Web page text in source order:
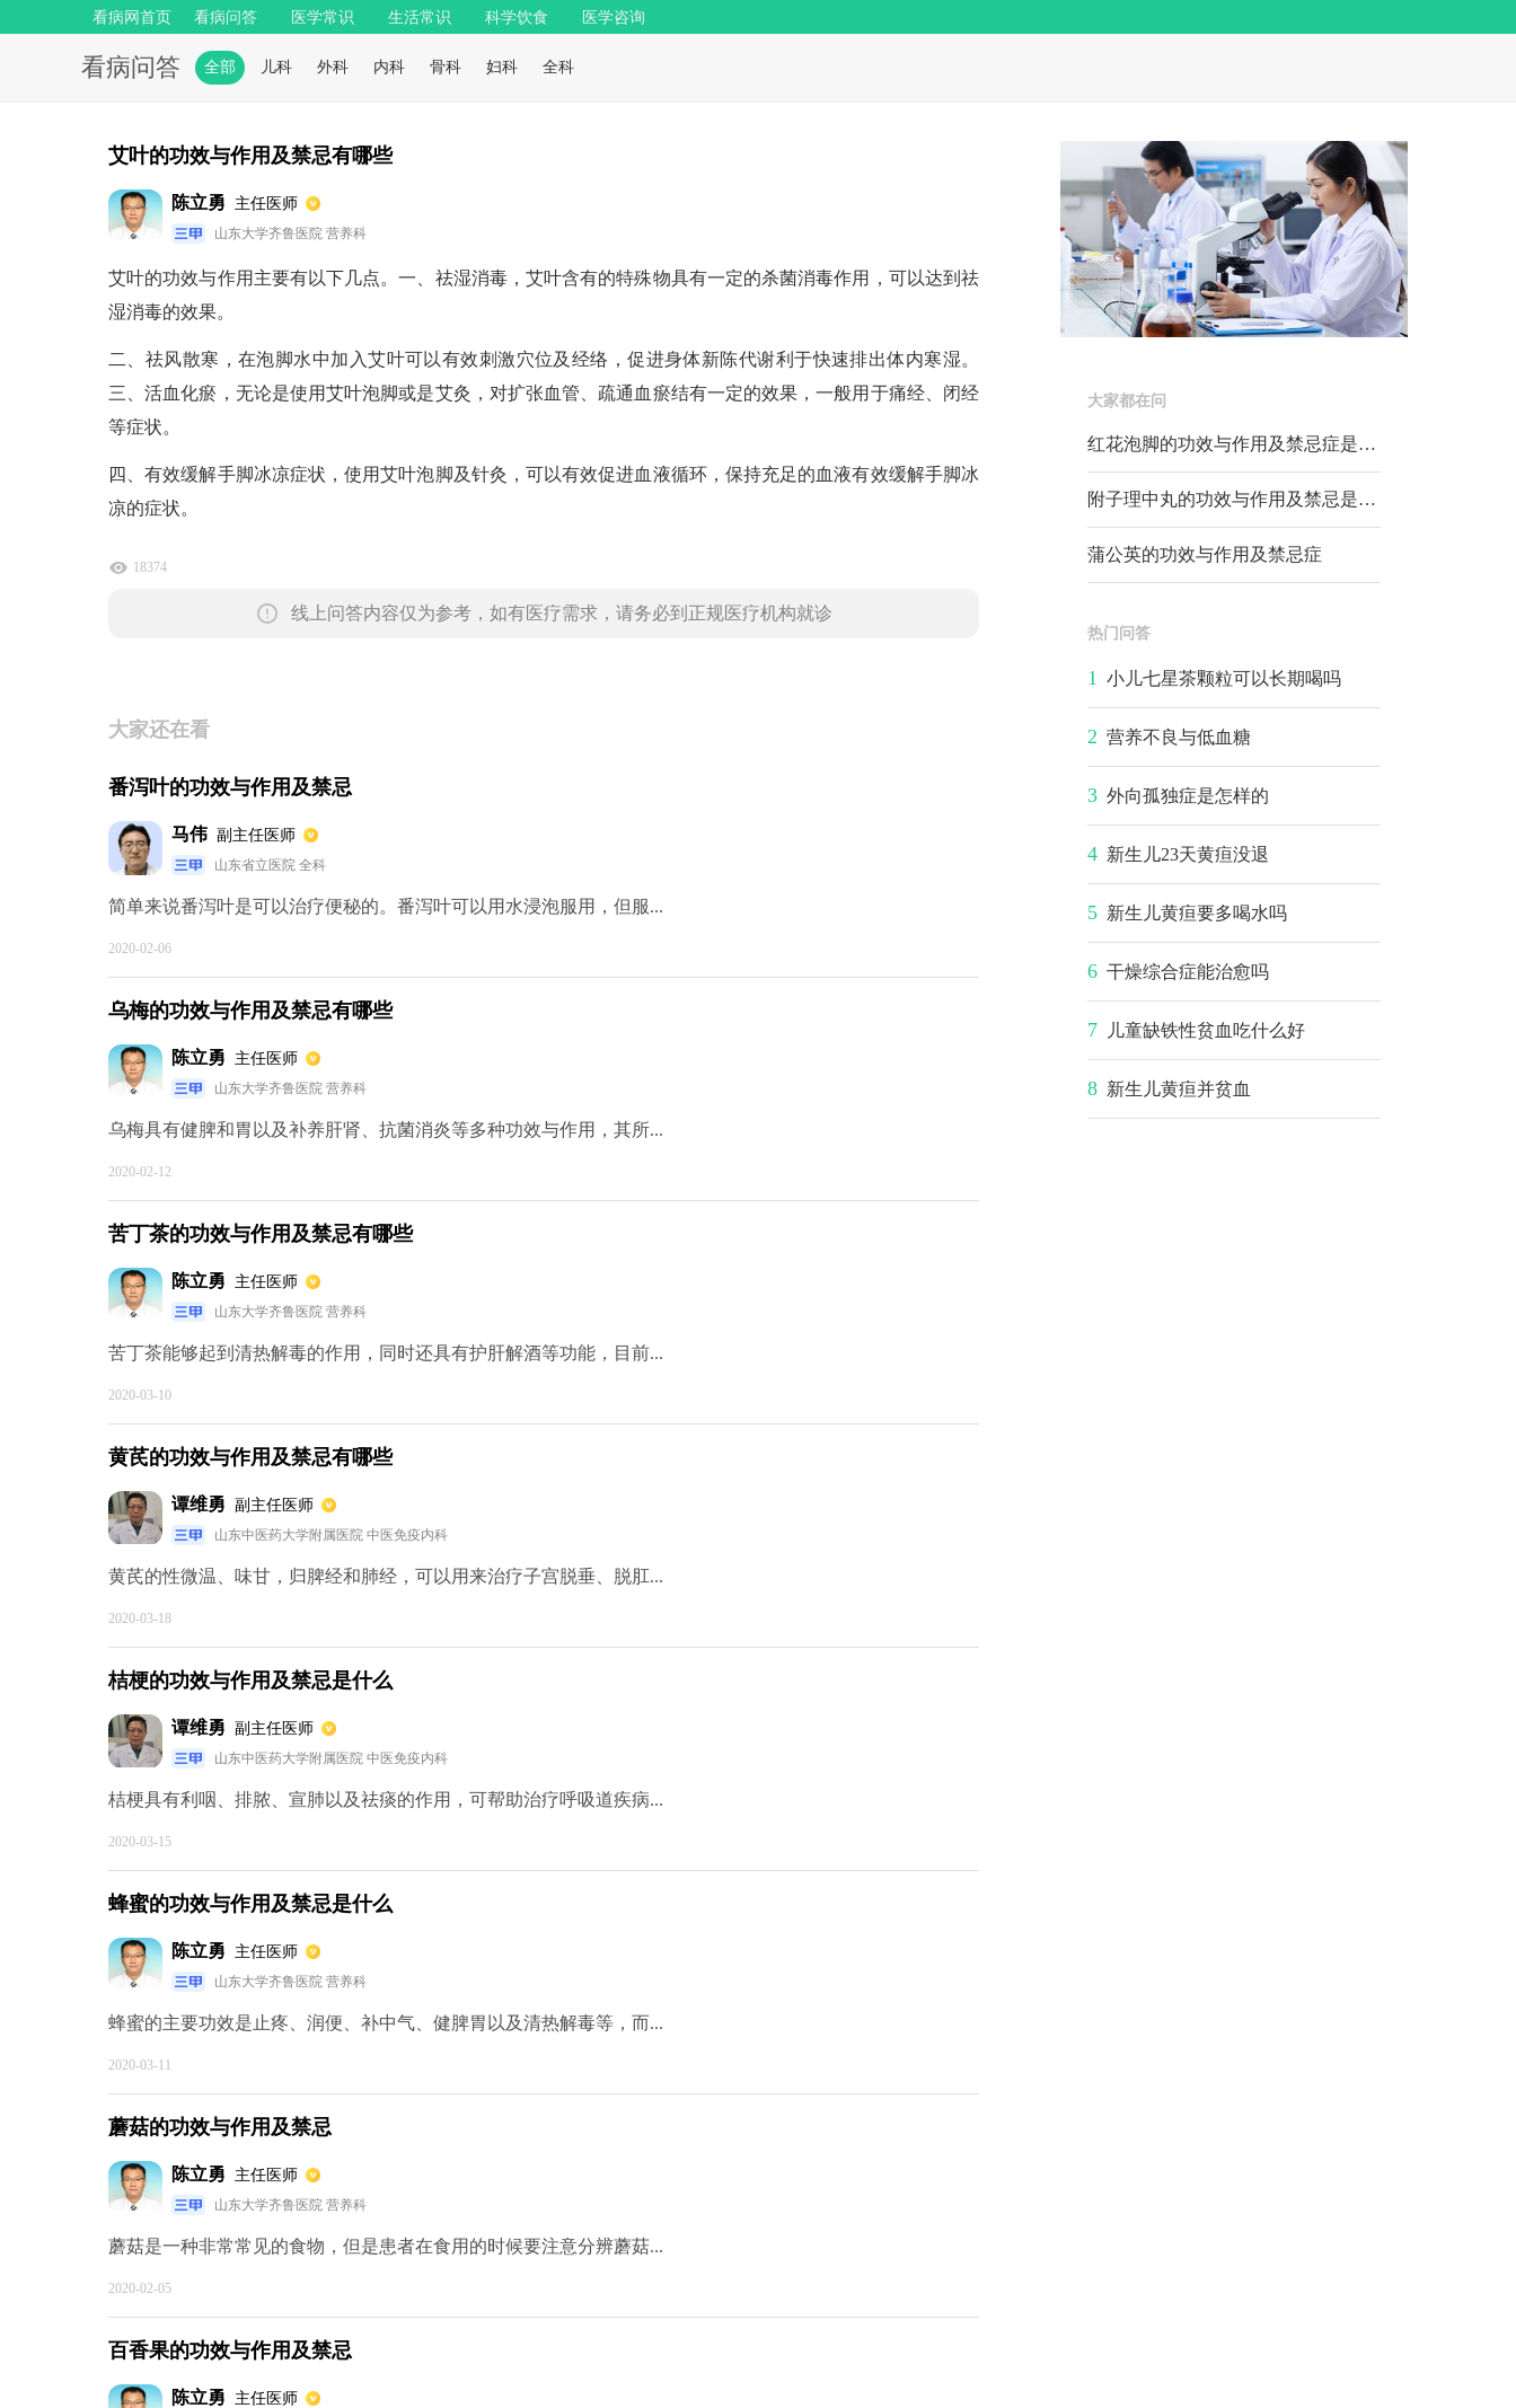
看病网首页 看病问答 医学常识 生活常识 科学饮食 医学咨询
看病问答 全部 儿科 外科 内科 骨科 妇科 全科
艾叶的功效与作用及禁忌有哪些
陈立勇 主任医师
山东大学齐鲁医院 营养科
艾叶的功效与作用主要有以下几点。一、祛湿消毒，艾叶含有的特殊物具有一定的杀菌消毒作用，可以达到祛
湿消毒的效果。
二、祛风散寒，在泡脚水中加入艾叶可以有效刺激穴位及经络，促进身体新陈代谢利于快速排出体内寒湿。
三、活血化瘀，无论是使用艾叶泡脚或是艾灸，对扩张血管、疏通血瘀结有一定的效果，一般用于痛经、闭经
等症状。
四、有效缓解手脚冰凉症状，使用艾叶泡脚及针灸，可以有效促进血液循环，保持充足的血液有效缓解手脚冰
凉的症状。
18374
线上问答内容仅为参考，如有医疗需求，请务必到正规医疗机构就诊
大家还在看
番泻叶的功效与作用及禁忌
马伟 副主任医师
山东省立医院 全科
简单来说番泻叶是可以治疗便秘的。番泻叶可以用水浸泡服用，但服...
2020-02-06
乌梅的功效与作用及禁忌有哪些
陈立勇 主任医师
山东大学齐鲁医院 营养科
乌梅具有健脾和胃以及补养肝肾、抗菌消炎等多种功效与作用，其所...
2020-02-12
苦丁茶的功效与作用及禁忌有哪些
陈立勇 主任医师
山东大学齐鲁医院 营养科
苦丁茶能够起到清热解毒的作用，同时还具有护肝解酒等功能，目前...
2020-03-10
黄芪的功效与作用及禁忌有哪些
谭维勇 副主任医师
山东中医药大学附属医院 中医免疫内科
黄芪的性微温、味甘，归脾经和肺经，可以用来治疗子宫脱垂、脱肛...
2020-03-18
桔梗的功效与作用及禁忌是什么
谭维勇 副主任医师
山东中医药大学附属医院 中医免疫内科
桔梗具有利咽、排脓、宣肺以及祛痰的作用，可帮助治疗呼吸道疾病...
2020-03-15
蜂蜜的功效与作用及禁忌是什么
陈立勇 主任医师
山东大学齐鲁医院 营养科
蜂蜜的主要功效是止疼、润便、补中气、健脾胃以及清热解毒等，而...
2020-03-11
蘑菇的功效与作用及禁忌
陈立勇 主任医师
山东大学齐鲁医院 营养科
蘑菇是一种非常常见的食物，但是患者在食用的时候要注意分辨蘑菇...
2020-02-05
百香果的功效与作用及禁忌
陈立勇 主任医师
大家都在问
红花泡脚的功效与作用及禁忌症是什么
附子理中丸的功效与作用及禁忌是什么
蒲公英的功效与作用及禁忌症
热门问答
1 小儿七星茶颗粒可以长期喝吗
2 营养不良与低血糖
3 外向孤独症是怎样的
4 新生儿23天黄疸没退
5 新生儿黄疸要多喝水吗
6 干燥综合症能治愈吗
7 儿童缺铁性贫血吃什么好
8 新生儿黄疸并贫血